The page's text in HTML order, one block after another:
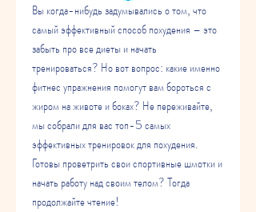
Вы когда-нибудь задумывались о том, что
самый эффективный способ похудения – это
забыть про все диеты и начать
тренироваться? Но вот вопрос: какие именно
фитнес упражнения помогут вам бороться с
жиром на животе и боках? Не переживайте,
мы собрали для вас топ-5 самых
эффективных тренировок для похудения.
Готовы проветрить свои спортивные шмотки и
начать работу над своим телом? Тогда
продолжайте чтение!